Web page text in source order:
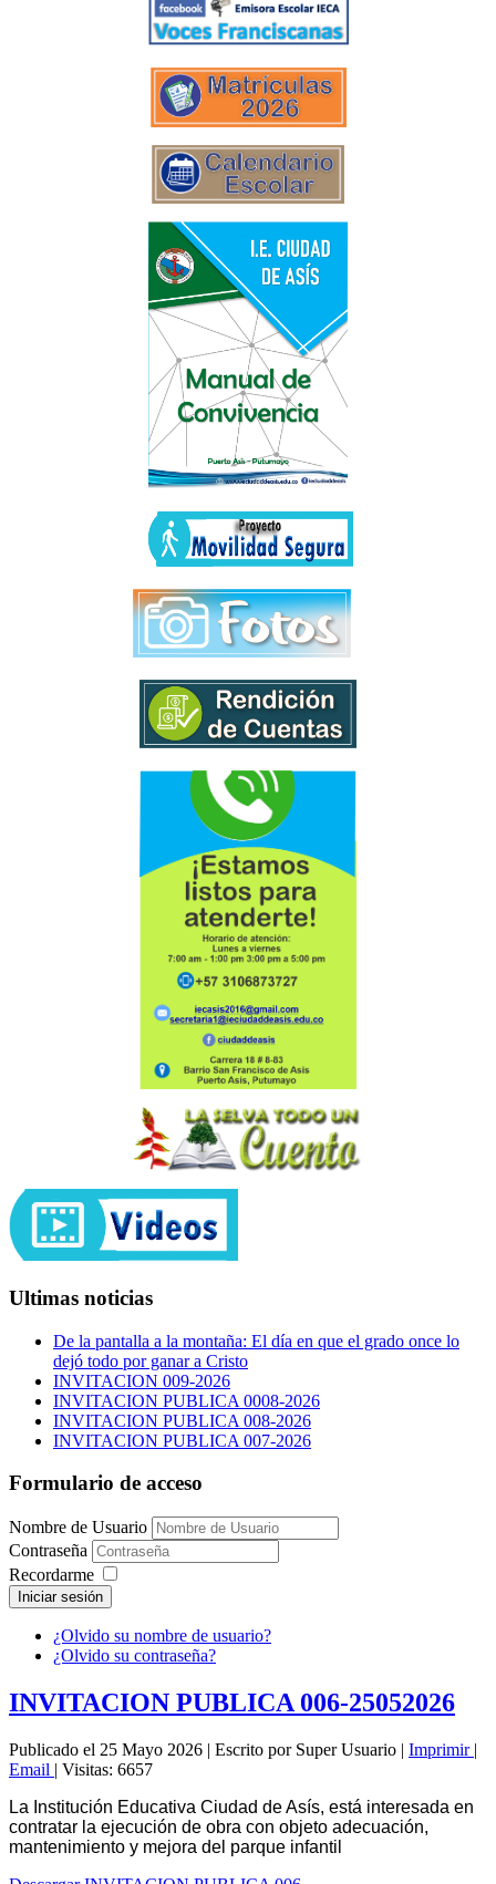
Ultimas noticias
De la pantalla a la montaña: El día en que el grado once lo
dejó todo por ganar a Cristo
INVITACION 009-2026
INVITACION PUBLICA 0008-2026
INVITACION PUBLICA 008-2026
INVITACION PUBLICA 007-2026
Formulario de acceso
Nombre de Usuario
Contraseña
Recordarme
Iniciar sesión
¿Olvido su nombre de usuario?
¿Olvido su contraseña?
INVITACION PUBLICA 006-25052026
Publicado el 25 Mayo 2026 | Escrito por Super Usuario | Imprimir |
Email | Visitas: 6657
La Institución Educativa Ciudad de Asís, está interesada en
contratar la ejecución de obra con objeto adecuación,
mantenimiento y mejora del parque infantil